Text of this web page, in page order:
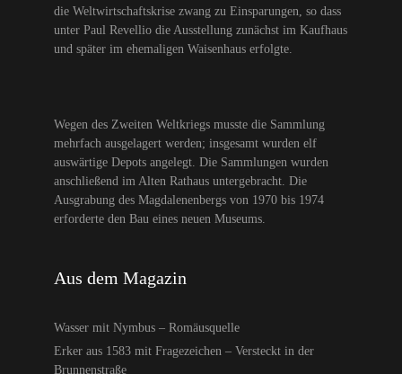
die Weltwirtschaftskrise zwang zu Einsparungen, so dass
unter Paul Revellio die Ausstellung zunächst im Kaufhaus
und später im ehemaligen Waisenhaus erfolgte.
Wegen des Zweiten Weltkriegs musste die Sammlung
mehrfach ausgelagert werden; insgesamt wurden elf
auswärtige Depots angelegt. Die Sammlungen wurden
anschließend im Alten Rathaus untergebracht. Die
Ausgrabung des Magdalenenbergs von 1970 bis 1974
erforderte den Bau eines neuen Museums.
Aus dem Magazin
Wasser mit Nymbus – Romäusquelle
Erker aus 1583 mit Fragezeichen – Versteckt in der
Brunnenstraße